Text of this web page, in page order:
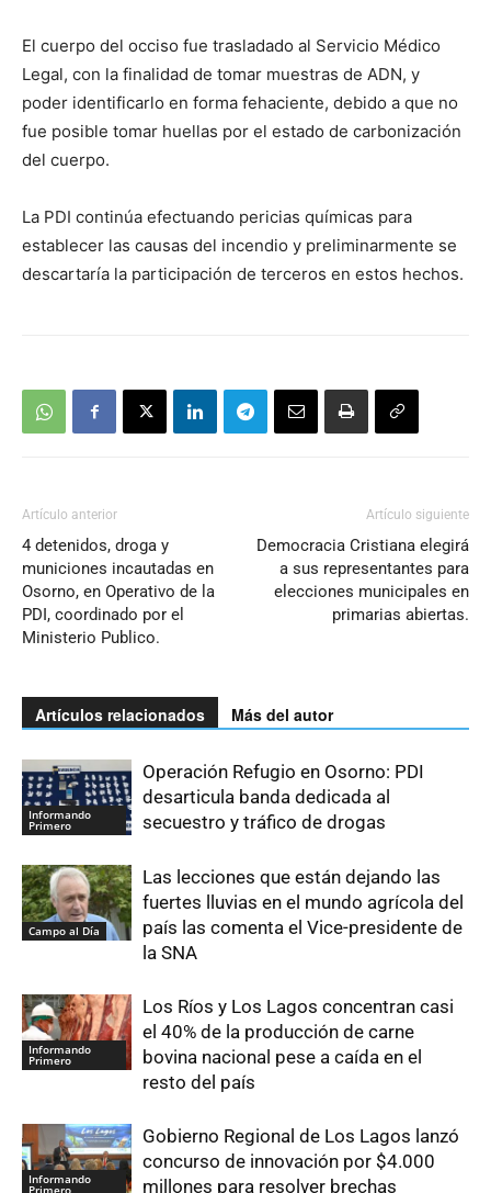
El cuerpo del occiso fue trasladado al Servicio Médico
Legal, con la finalidad de tomar muestras de ADN, y
poder identificarlo en forma fehaciente, debido a que no
fue posible tomar huellas por el estado de carbonización
del cuerpo.
La PDI continúa efectuando pericias químicas para
establecer las causas del incendio y preliminarmente se
descartaría la participación de terceros en estos hechos.
Artículo anterior
4 detenidos, droga y
municiones incautadas en
Osorno, en Operativo de la
PDI, coordinado por el
Ministerio Publico.
Artículo siguiente
Democracia Cristiana elegirá
a sus representantes para
elecciones municipales en
primarias abiertas.
Artículos relacionados Más del autor
Informando
Primero
Operación Refugio en Osorno: PDI
desarticula banda dedicada al
secuestro y tráfico de drogas
Campo al Día
Las lecciones que están dejando las
fuertes lluvias en el mundo agrícola del
país las comenta el Vice-presidente de
la SNA
Informando
Primero
Los Ríos y Los Lagos concentran casi
el 40% de la producción de carne
bovina nacional pese a caída en el
resto del país
Informando
Primero
Gobierno Regional de Los Lagos lanzó
concurso de innovación por $4.000
millones para resolver brechas